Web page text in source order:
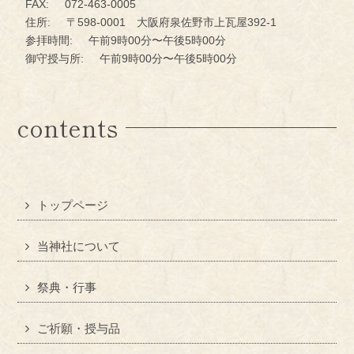
FAX:
072-463-0005
住所:
〒598-0001 大阪府泉佐野市上瓦屋392-1
参拝時間:
午前9時00分〜午後5時00分
御守授与所:
午前9時00分〜午後5時00分
contents
トップページ
当神社について
祭典・行事
ご祈願・授与品